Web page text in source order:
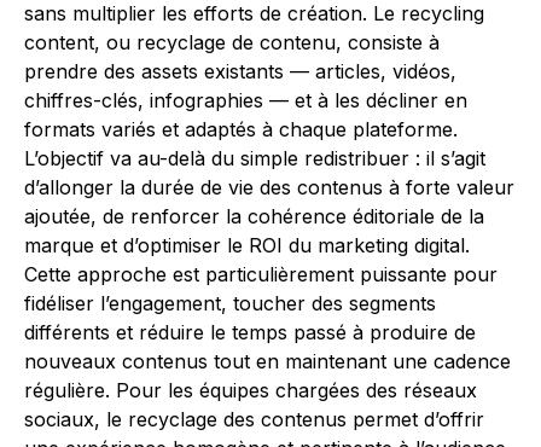
sans multiplier les efforts de création. Le recycling
content, ou recyclage de contenu, consiste à
prendre des assets existants — articles, vidéos,
chiffres-clés, infographies — et à les décliner en
formats variés et adaptés à chaque plateforme.
L’objectif va au-delà du simple redistribuer : il s’agit
d’allonger la durée de vie des contenus à forte valeur
ajoutée, de renforcer la cohérence éditoriale de la
marque et d’optimiser le ROI du marketing digital.
Cette approche est particulièrement puissante pour
fidéliser l’engagement, toucher des segments
différents et réduire le temps passé à produire de
nouveaux contenus tout en maintenant une cadence
régulière. Pour les équipes chargées des réseaux
sociaux, le recyclage des contenus permet d’offrir